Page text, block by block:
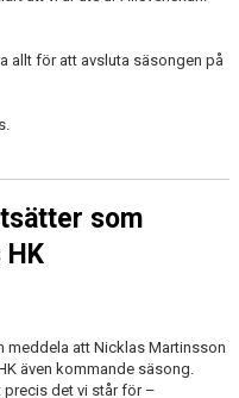
allt för att avsluta säsongen på
som
HK
meddela att Nicklas Martinsson
även kommande säsong.
precis det vi står för –